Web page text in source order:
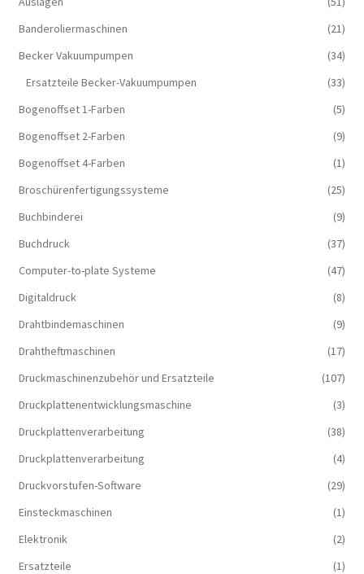
Banderoliermaschinen
(21)
Becker Vakuumpumpen
(34)
Ersatzteile Becker-Vakuumpumpen
(33)
Bogenoffset 1-Farben
(5)
Bogenoffset 2-Farben
(9)
Bogenoffset 4-Farben
(1)
Broschürenfertigungssysteme
(25)
Buchbinderei
(9)
Buchdruck
(37)
Computer-to-plate Systeme
(47)
Digitaldruck
(8)
Drahtbindemaschinen
(9)
Drahtheftmaschinen
(17)
Druckmaschinenzubehör und Ersatzteile
(107)
Druckplattenentwicklungsmaschine
(3)
Druckplattenverarbeitung
(38)
Druckplattenverarbeitung
(4)
Druckvorstufen-Software
(29)
Einsteckmaschinen
(1)
Elektronik
(2)
Ersatzteile
(1)